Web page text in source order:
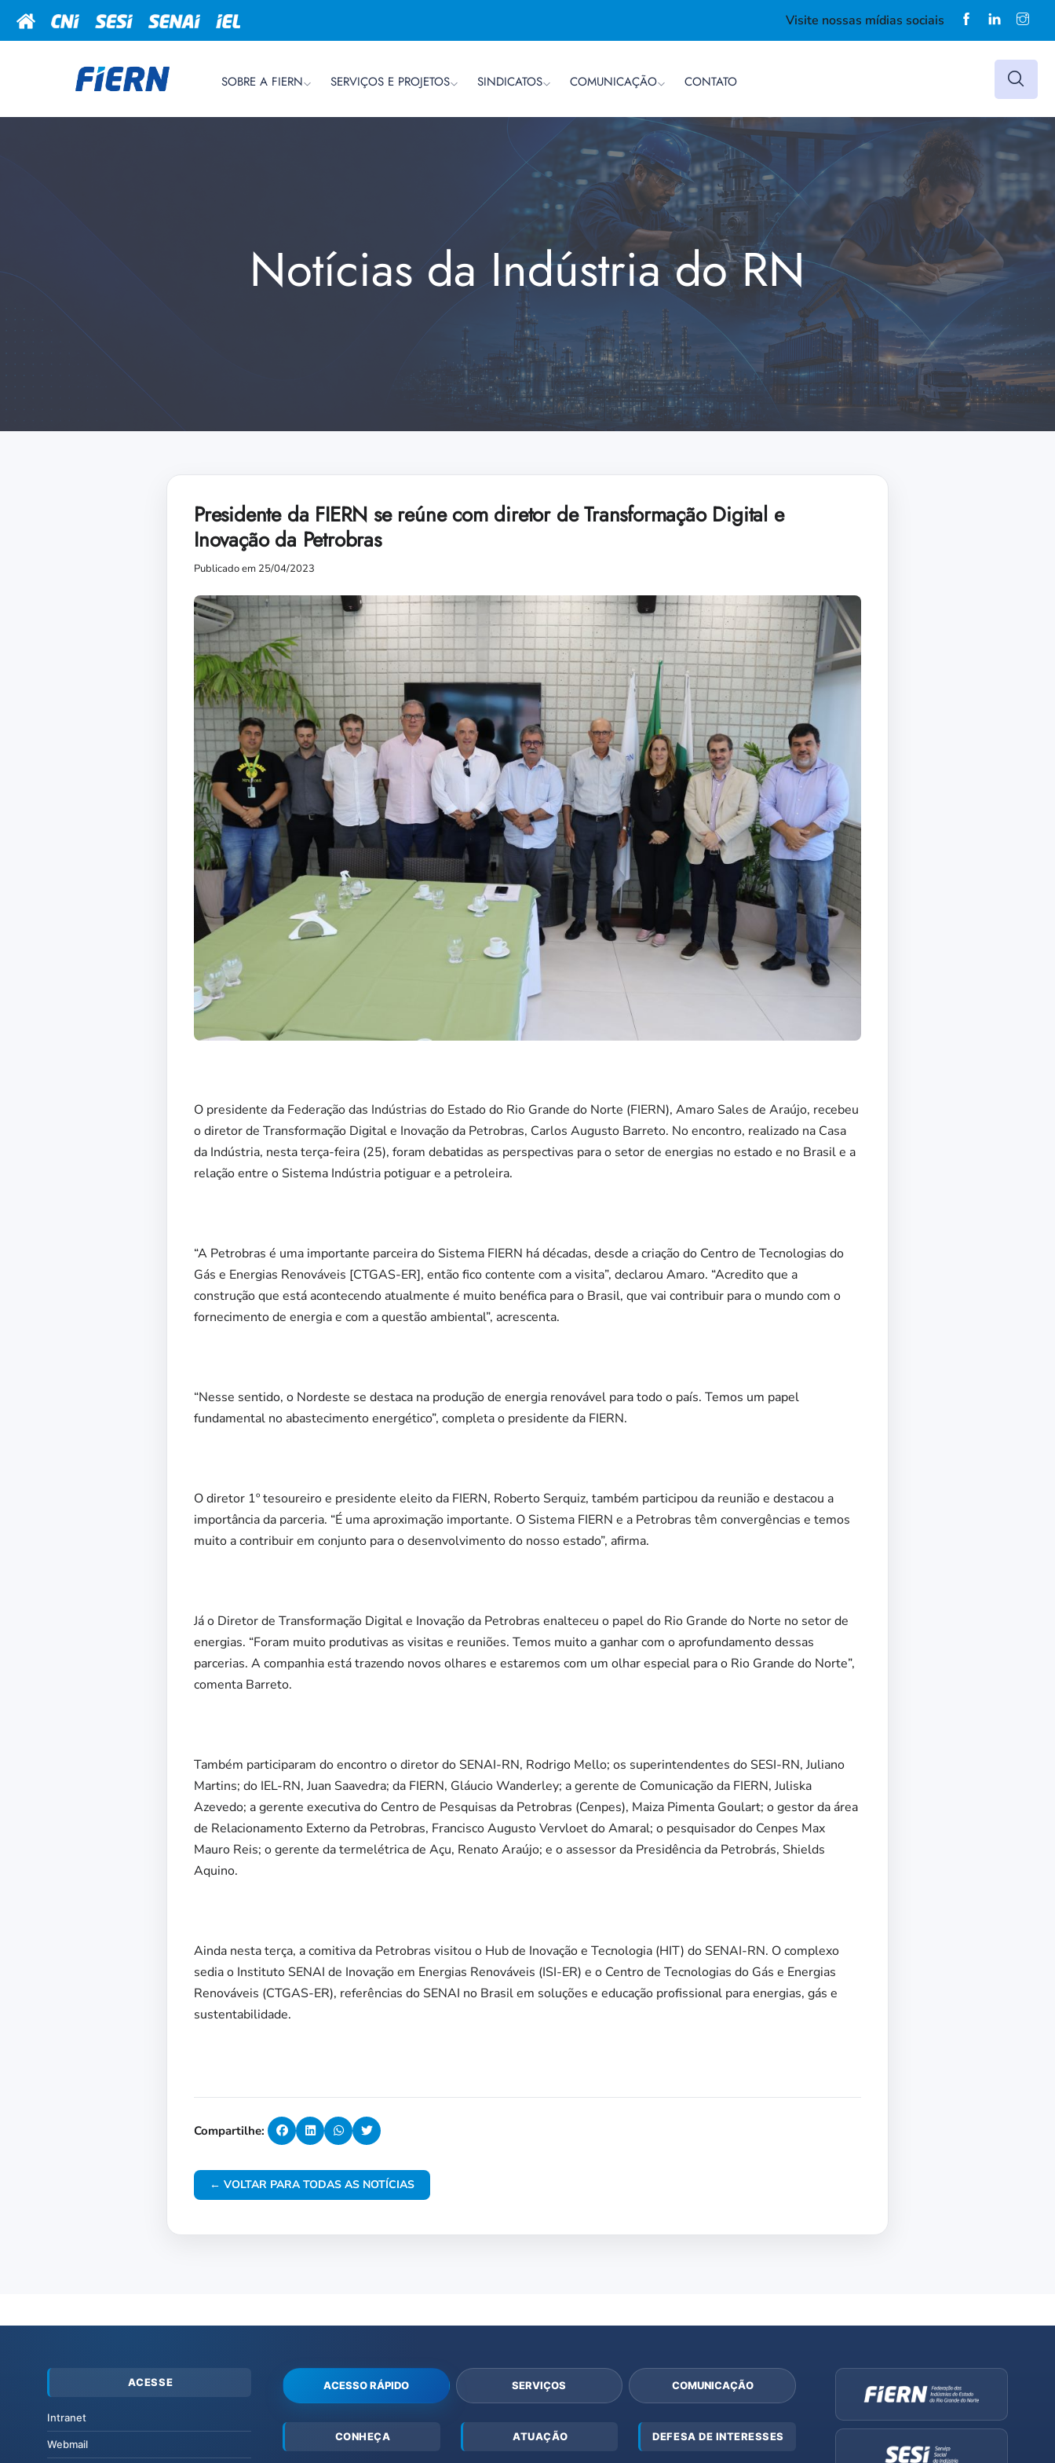
Visite nossas mídias sociais
SOBRE A FIERN SERVIÇOS E PROJETOS SINDICATOS COMUNICAÇÃO CONTATO
Notícias da Indústria do RN
Presidente da FIERN se reúne com diretor de Transformação Digital e
Inovação da Petrobras
Publicado em 25/04/2023
O presidente da Federação das Indústrias do Estado do Rio Grande do Norte (FIERN), Amaro Sales de Araújo, recebeu
o diretor de Transformação Digital e Inovação da Petrobras, Carlos Augusto Barreto. No encontro, realizado na Casa
da Indústria, nesta terça-feira (25), foram debatidas as perspectivas para o setor de energias no estado e no Brasil e a
relação entre o Sistema Indústria potiguar e a petroleira.
“A Petrobras é uma importante parceira do Sistema FIERN há décadas, desde a criação do Centro de Tecnologias do
Gás e Energias Renováveis [CTGAS-ER], então fico contente com a visita”, declarou Amaro. “Acredito que a
construção que está acontecendo atualmente é muito benéfica para o Brasil, que vai contribuir para o mundo com o
fornecimento de energia e com a questão ambiental”, acrescenta.
“Nesse sentido, o Nordeste se destaca na produção de energia renovável para todo o país. Temos um papel
fundamental no abastecimento energético”, completa o presidente da FIERN.
O diretor 1º tesoureiro e presidente eleito da FIERN, Roberto Serquiz, também participou da reunião e destacou a
importância da parceria. “É uma aproximação importante. O Sistema FIERN e a Petrobras têm convergências e temos
muito a contribuir em conjunto para o desenvolvimento do nosso estado”, afirma.
Já o Diretor de Transformação Digital e Inovação da Petrobras enalteceu o papel do Rio Grande do Norte no setor de
energias. “Foram muito produtivas as visitas e reuniões. Temos muito a ganhar com o aprofundamento dessas
parcerias. A companhia está trazendo novos olhares e estaremos com um olhar especial para o Rio Grande do Norte”,
comenta Barreto.
Também participaram do encontro o diretor do SENAI-RN, Rodrigo Mello; os superintendentes do SESI-RN, Juliano
Martins; do IEL-RN, Juan Saavedra; da FIERN, Gláucio Wanderley; a gerente de Comunicação da FIERN, Juliska
Azevedo; a gerente executiva do Centro de Pesquisas da Petrobras (Cenpes), Maiza Pimenta Goulart; o gestor da área
de Relacionamento Externo da Petrobras, Francisco Augusto Vervloet do Amaral; o pesquisador do Cenpes Max
Mauro Reis; o gerente da termelétrica de Açu, Renato Araújo; e o assessor da Presidência da Petrobrás, Shields
Aquino.
Ainda nesta terça, a comitiva da Petrobras visitou o Hub de Inovação e Tecnologia (HIT) do SENAI-RN. O complexo
sedia o Instituto SENAI de Inovação em Energias Renováveis (ISI-ER) e o Centro de Tecnologias do Gás e Energias
Renováveis (CTGAS-ER), referências do SENAI no Brasil em soluções e educação profissional para energias, gás e
sustentabilidade.
Compartilhe:
← VOLTAR PARA TODAS AS NOTÍCIAS
ACESSE
Intranet
Webmail
ACESSO RÁPIDO SERVIÇOS COMUNICAÇÃO
CONHEÇA ATUAÇÃO DEFESA DE INTERESSES